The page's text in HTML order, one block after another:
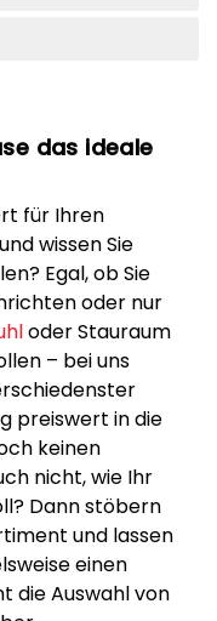
das ideale
für Ihren
wissen Sie
Egal, ob Sie
oder nur
oder Stauraum
– bei uns
preiswert in die
keinen
nicht, wie Ihr
Dann stöbern
und lassen
einen
die Auswahl von